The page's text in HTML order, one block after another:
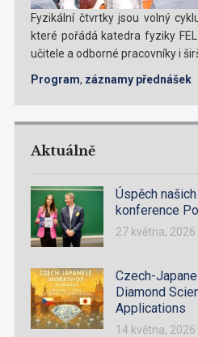
Fyzikální čtvrtky jsou volný
které pořádá katedra fyziky
učitele a odborné pracovníky i
Program, záznamy přednášek
Aktuálně
Úspěch
konference
27 května, 2026
Czech-
Diamond
Applications
14 května, 2026